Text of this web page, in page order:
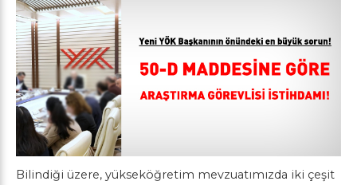
Bilindiği üzere, yükseköğretim mevzuatımızda iki çeşit